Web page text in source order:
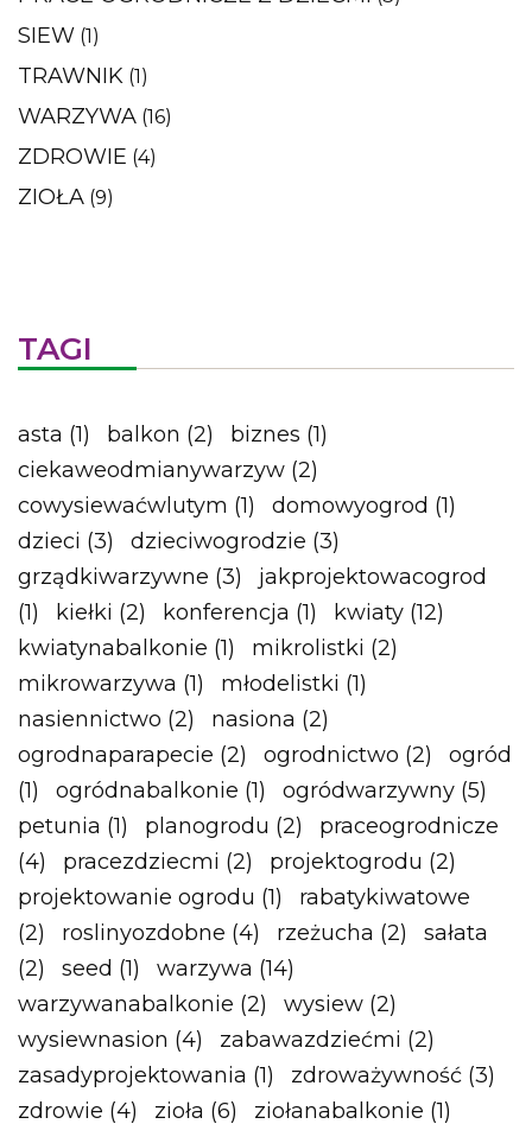
SIEW (1)
TRAWNIK (1)
WARZYWA (16)
ZDROWIE (4)
ZIOŁA (9)
TAGI
asta (1) balkon (2) biznes (1)
ciekaweodmianywarzyw (2)
cowysiewaćwlutym (1) domowyogrod (1)
dzieci (3) dzieciwogrodzie (3)
grządkiwarzywne (3)
jakprojektowacogrod
(1)
kiełki (2) konferencja (1) kwiaty (12)
kwiatynabalkonie (1) mikrolistki (2)
mikrowarzywa (1) młodelistki (1)
nasiennictwo (2) nasiona (2)
ogrodnaparapecie (2) ogrodnictwo (2)
ogród
(1)
ogródnabalkonie (1) ogródwarzywny (5)
petunia (1) planogrodu (2)
praceogrodnicze
(4)
pracezdziecmi (2) projektogrodu (2)
projektowanie ogrodu (1)
rabatykiwatowe
(2)
roslinyozdobne (4) rzeżucha (2)
sałata
(2)
seed (1) warzywa (14)
warzywanabalkonie (2) wysiew (2)
wysiewnasion (4) zabawazdziećmi (2)
zasadyprojektowania (1) zdroważywność (3)
zdrowie (4) zioła (6) ziołanabalkonie (1)